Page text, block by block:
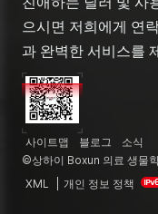
으시면 저희에게 연
과 완벽한 서비스를
사이트맵 블로그
소식
©상하이 Boxun 의료 생물
XML
개인 정보 정책